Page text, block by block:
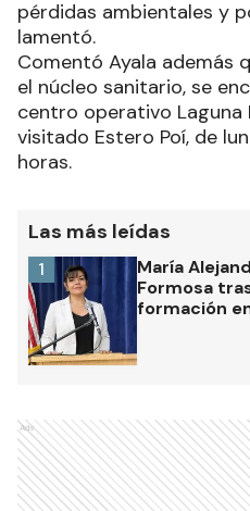
pérdidas ambientales y
lamentó.
Comentó Ayala además
el núcleo sanitario, se
centro operativo Laguna
visitado Estero Poí, de
horas.
Las más leídas
María
Formosa
formación
1
Ads